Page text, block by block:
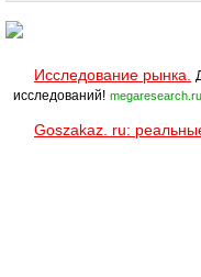
Исследование рынка.
исследований! megaresearch.ru
Goszakaz. ru: